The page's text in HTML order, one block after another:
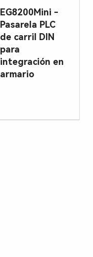
EG8200Mini -
Pasarela PLC
de carril DIN
para
integración en
armario